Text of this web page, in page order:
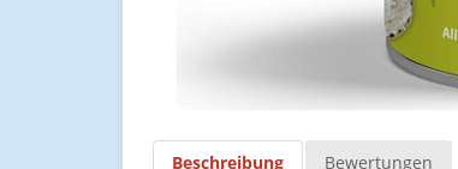
Beschreibung Bewertungen